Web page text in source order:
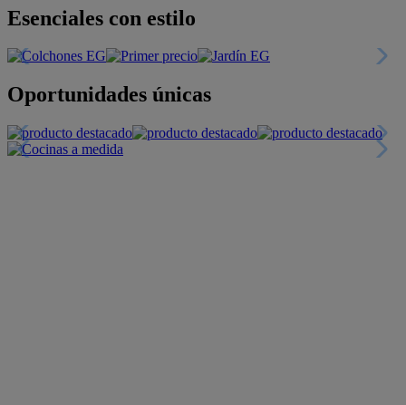
Esenciales con estilo
Oportunidades únicas